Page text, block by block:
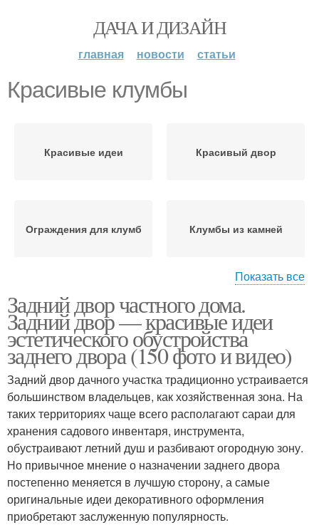
ДАЧА И ДИЗАЙН
главная новости статьи
Красивые клумбы
Красивые идеи Красивый двор
Ограждения для клумб Клумбы из камней
Клумбы из старых
машины
Клумба с
многолетниками
Круглая клумба
Клумбы с хостами
Клумбы из
многолетников
Показать все
Задний двор частного дома.
Задний двор — красивые идеи
эстетического обустройства
заднего двора (150 фото и видео)
Задний двор дачного участка традиционно устраивается
большинством владельцев, как хозяйственная зона. На
таких территориях чаще всего располагают сараи для
хранения садового инвентаря, инструмента,
обустраивают летний душ и разбивают огородную зону.
Но привычное мнение о назначении заднего двора
постепенно меняется в лучшую сторону, а самые
оригинальные идеи декоративного оформления
приобретают заслуженную популярность.